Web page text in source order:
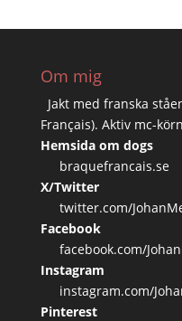
Om mig
Jakt med franska
Français). Aktiv mc-
Hemsida om dogs
braquefrancais.se
X/Twitter
twitter.com/
Facebook
facebook.com/
Instagram
instagram.com/
Pinterest